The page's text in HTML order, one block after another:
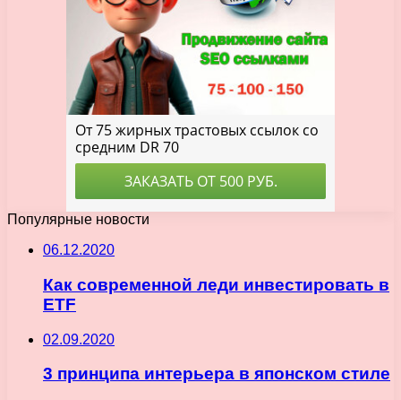
Популярные новости
06.12.2020
Как современной леди инвестировать в
ETF
02.09.2020
3 принципа интерьера в японском стиле